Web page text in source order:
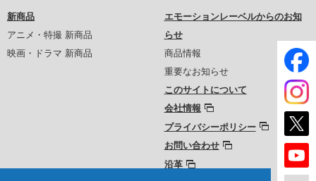
新商品
アニメ・特撮 新商品
映画・ドラマ 新商品
エモーションレーベルからのお知
らせ
商品情報
重要なお知らせ
このサイトについて
会社情報
プライバシーポリシー
お問い合わせ
沿革